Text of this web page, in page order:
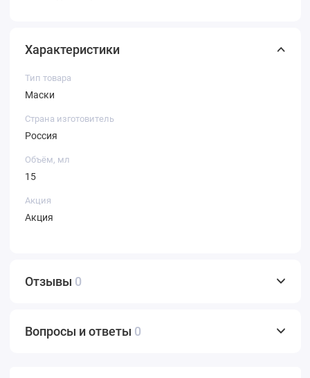
Характеристики
Тип товара
Маски
Страна изготовитель
Россия
Объём, мл
15
Акция
Акция
Отзывы 0
Вопросы и ответы 0